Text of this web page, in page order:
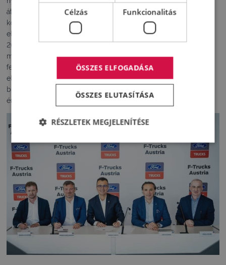
áttérésről szóló Nehézgépjármű-útiterv közös nyilatkozatát. A
közös nyilatkozat aláírása bizonyítja a Ford Trucks
elkötelezettségét a nehéz haszongépjárművek gyártása során
2040-ig megvalósítandó nulla károsanyag-kibocsátás elérése
mellett. Az európai zöld megállapodással és a Ford globális
fenntarthatósági céljaival összhangban a Ford Trucks bemutatta
első teljesen új, 100%-ban elektromos teherautóját, és
bejelentette, hogy 2030-ra a Ford Trucks európai
értékesítésének 50%-a nulla károsanyag-kibocsátású lesz.
Célzás Funkcionalitás
ÖSSZES ELFOGADÁSA
ÖSSZES ELUTASÍTÁSA
RÉSZLETEK MEGJELENÍTÉSE